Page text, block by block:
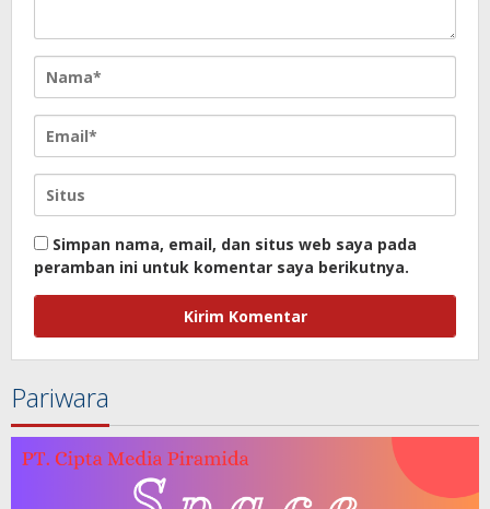
Simpan nama, email, dan situs web saya pada
peramban ini untuk komentar saya berikutnya.
Pariwara